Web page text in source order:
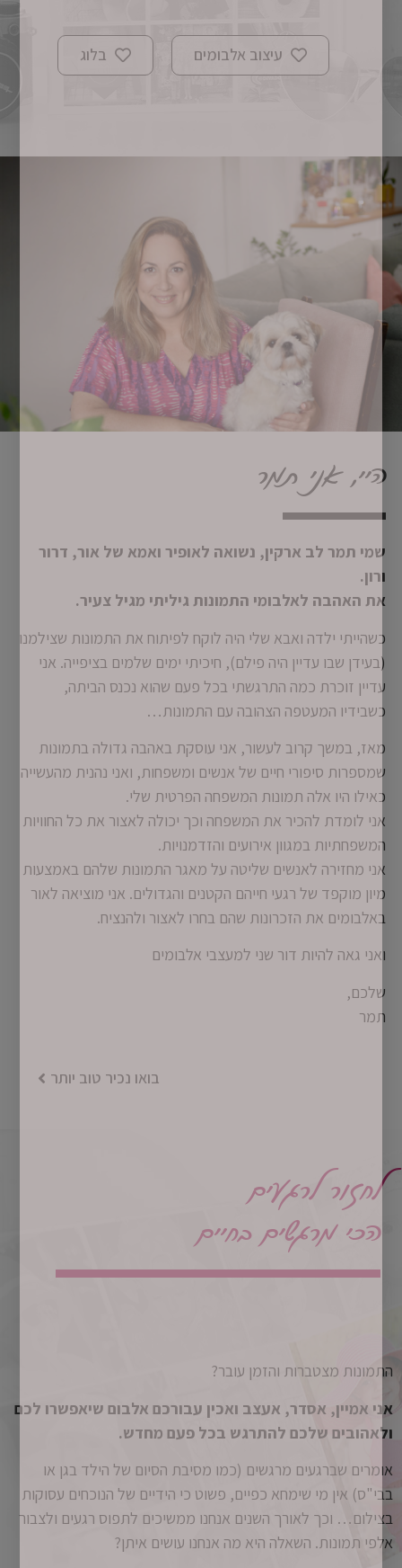
עיצוב אלבומים בלוג
היי, אני תמר
שמי תמר לב ארקין, נשואה לאופיר ואמא של אור, דרור
ורון.
את האהבה לאלבומי התמונות גיליתי מגיל צעיר.
כשהייתי ילדה ואבא שלי היה לוקח לפיתוח את התמונות שצילמנו
(בעידן שבו עדיין היה פילם), חיכיתי ימים שלמים בציפייה. אני
עדיין זוכרת כמה התרגשתי בכל פעם שהוא נכנס הביתה,
כשבידיו המעטפה הצהובה עם התמונות…
מאז, במשך קרוב לעשור, אני עוסקת באהבה גדולה בתמונות
שמספרות סיפורי חיים של אנשים ומשפחות, ואני נהנית מהעשייה
כאילו היו אלה תמונות המשפחה הפרטית שלי.
אני לומדת להכיר את המשפחה וכך יכולה לאצור את כל החוויות
המשפחתיות במגוון אירועים והזדמנויות.
אני מחזירה לאנשים שליטה על מאגר התמונות שלהם באמצעות
מיון מוקפד של רגעי חייהם הקטנים והגדולים. אני מוציאה לאור
באלבומים את הזכרונות שהם בחרו לאצור ולהנציח.
ואני גאה להיות דור שני למעצבי אלבומים
שלכם,
תמר
בואו נכיר טוב יותר
לחזור לרגעים
הכי מרגשים בחיים
התמונות מצטברות והזמן עובר?
אני אמיין, אסדר, אעצב ואכין עבורכם אלבום שיאפשרו לכם
ולאהובים שלכם להתרגש בכל פעם מחדש.
אומרים שברגעים מרגשים (כמו מסיבת הסיום של הילד בגן או
בבי"ס) אין מי שימחא כפיים, פשוט כי הידיים של הנוכחים עסוקות
בצילום… וכך לאורך השנים אנחנו ממשיכים לתפוס רגעים ולצבור
אלפי תמונות. השאלה היא מה אנחנו עושים איתן?